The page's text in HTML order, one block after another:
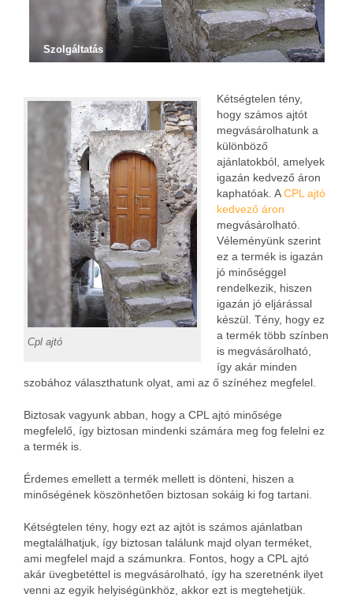
Szolgáltatás
Cpl ajtó
Kétségtelen tény,
hogy számos ajtót
megvásárolhatunk a
különböző
ajánlatokból, amelyek
igazán kedvező áron
kaphatóak. ACPL ajtó
kedvező áron
megvásárolható.
Véleményünk szerint
ez a termék is igazán
jó minőséggel
rendelkezik, hiszen
igazán jó eljárással
készül. Tény, hogy ez
a termék több színben
is megvásárolható,
így akár minden
szobához választhatunk olyat, ami az ő színéhez megfelel.
Biztosak vagyunk abban, hogy a CPL ajtó minősége
megfelelő, így biztosan mindenki számára meg fog felelni ez
a termék is.
Érdemes emellett a termék mellett is dönteni, hiszen a
minőségének köszönhetően biztosan sokáig ki fog tartani.
Kétségtelen tény, hogy ezt az ajtót is számos ajánlatban
megtalálhatjuk, így biztosan találunk majd olyan terméket,
ami megfelel majd a számunkra. Fontos, hogy a CPL ajtó
akár üvegbetéttel is megvásárolható, így ha szeretnénk ilyet
venni az egyik helyiségünkhöz, akkor ezt is megtehetjük.